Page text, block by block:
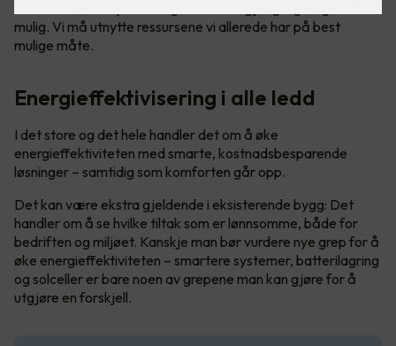
mulig. Vi må utnytte ressursene vi allerede har på best
mulige måte.
Energieffektivisering i alle ledd
I det store og det hele handler det om å øke
energieffektiviteten med smarte, kostnadsbesparende
løsninger – samtidig som komforten går opp.
Det kan være ekstra gjeldende i eksisterende bygg: Det
handler om å se hvilke tiltak som er lønnsomme, både for
bedriften og miljøet. Kanskje man bør vurdere nye grep for å
øke energieffektiviteten – smartere systemer, batterilagring
og solceller er bare noen av grepene man kan gjøre for å
utgjøre en forskjell.